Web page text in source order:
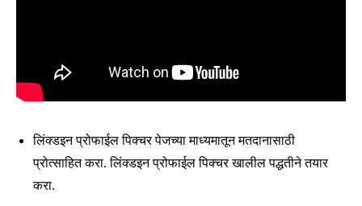
लिंक्डइन प्रोफाईल पिक्चर पेजच्या माध्यमातून मतदानासाठी
प्रोत्साहित करा. लिंक्डइन प्रोफाईल पिक्चर खालील पद्धतीने तयार
करा.